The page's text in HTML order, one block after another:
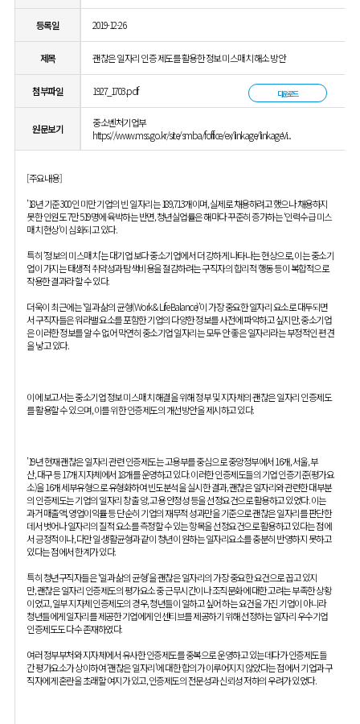
등록일 2019-12-26
제목 괜찮은 일자리 인증 제도를 활용한 정보 미스매치 해소 방안
첨부파일 1927_1703.pdf 다운로드
원문보기
중소벤처기업부
https://www.mss.go.kr/site/smba/foffice/ex/linkage/linkageVi...
[주요내용]
’18년 기준 300인 미만 기업의 빈 일자리는 189,713개이며, 실제로 채용하려고 했으나 채용하지
못한 인원도 7만 519명에 육박하는 반면, 청년실업률은 해마다 꾸준히 증가하는 ‘인력수급 미스
매치 현상’이 심화되고 있다.
특히 ‘정보의 미스매치’는 대기업 보다 중소기업에서 더 강하게 나타나는 현상으로, 이는 중소기
업이 가지는 태생적 취약성과 탐색비용을 절감하려는 구직자의 합리적 행동 등이 복합적으로
작용한 결과라 할 수 있다.
더욱이 최근에는 ‘일과 삶의 균형(Work & Life Balance)’이 가장 중요한 일자리 요소로 대두되면
서 구직자들은 워라밸 요소를 포함한 기업의 다양한 정보를 사전에 파악하고 싶지만, 중소기업
은 이러한 정보를 알 수 없어 막연히 중소기업 일자리는 모두 안 좋은 일자리라는 부정적인 편견
을 낳고 있다.
이에 보고서는 중소기업 정보 미스매치 해결을 위해 정부 및 지자체의 괜찮은 일자리 인증제도
를 활용할 수 있으며, 이를 위한 인증제도의 개선방안을 제시하고 있다.
’19년 현재 괜찮은 일자리 관련 인증제도는 고용부를 중심으로 중앙정부에서 16개, 서울, 부
산, 대구 등 17개 지자체에서 18개를 운영하고 있다. 이러한 인증제도들의 기업 인증기준(평가요
소)을 16개 세부유형으로 유형화하여 빈도분석을 실시한 결과, 괜찮은 일자리와 관련한 대부분
의 인증제도는 기업의 일자리 창출 양, 고용 안정성 등을 선정요건으로 활용하고 있었다. 이는
과거 매출액, 영업이익률 등 단순히 기업의 재무적 성과만을 기준으로 괜찮은 일자리를 판단한
데서 벗어나 일자리의 질적 요소를 측정할 수 있는 항목을 선정요건으로 활용하고 있다는 점에
서 긍정적이나, 다만 일·생활균형과 같이 청년이 원하는 일자리요소를 충분히 반영하지 못하고
있다는 점에서 한계가 있다.
특히 청년구직자들은 ‘일과 삶의 균형’을 괜찮은 일자리의 가장 중요한 요건으로 꼽고 있지
만, 괜찮은 일자리 인증제도의 평가요소 중 근무시간이나 조직문화에 대한 고려는 부족한 상황
이었고, 일부 지자체 인증제도의 경우, 청년들이 일하고 싶어 하는 요건을 가진 기업이 아니라
청년들에게 일자리를 제공한 기업에게 인센티브를 제공하기 위해 선정하는 일자리 우수기업
인증제도도 다수 존재하였다.
여러 정부부처와 지자체에서 유사한 인증제도를 중복으로 운영하고 있는데다가 인증제도들
간 평가요소가 상이하여 ‘괜찮은 일자리’에 대한 합의가 이루어지지 않았다는 점에서 기업과 구
직자에게 혼란을 초래할 여지가 있고, 인증제도의 전문성과 신뢰성 저하의 우려가 있었다.